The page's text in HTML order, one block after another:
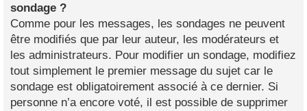
sondage ?
Comme pour les messages, les sondages ne peuvent
être modifiés que par leur auteur, les modérateurs et
les administrateurs. Pour modifier un sondage, modifiez
tout simplement le premier message du sujet car le
sondage est obligatoirement associé à ce dernier. Si
personne n’a encore voté, il est possible de supprimer